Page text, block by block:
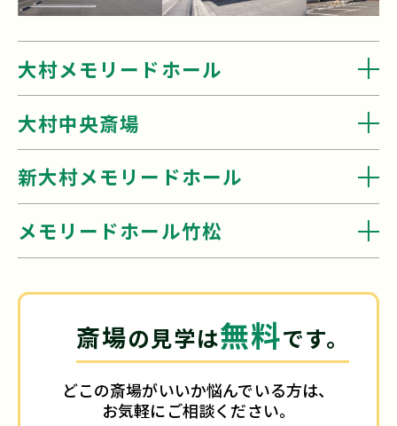
大村メモリードホール
大村中央斎場
新大村メモリードホール
メモリードホール竹松
斎場の見学は無料です。
どこの斎場がいいか悩んでいる方は、
お気軽にご相談ください。